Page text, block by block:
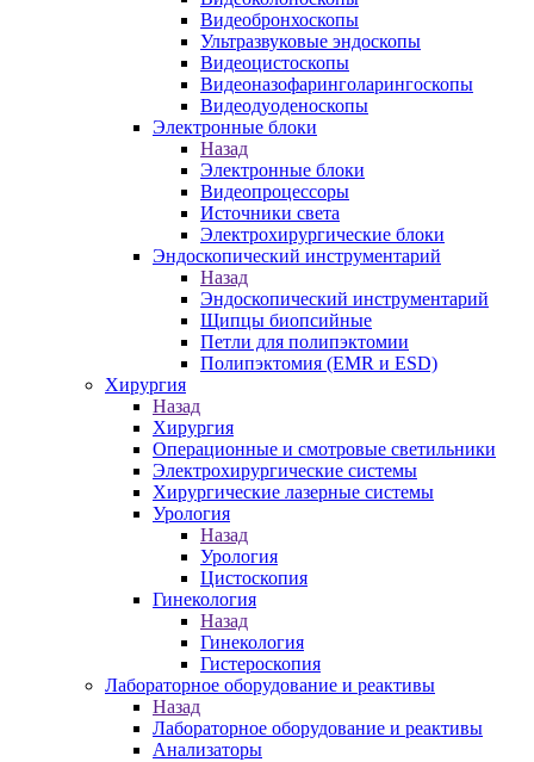
Видеобронхоскопы
Ультразвуковые эндоскопы
Видеоцистоскопы
Видеоназофаринголарингоскопы
Видеодуоденоскопы
Электронные блоки
Назад
Электронные блоки
Видеопроцессоры
Источники света
Электрохирургические блоки
Эндоскопический инструментарий
Назад
Эндоскопический инструментарий
Щипцы биопсийные
Петли для полипэктомии
Полипэктомия (EMR и ESD)
Хирургия
Назад
Хирургия
Операционные и смотровые светильники
Электрохирургические системы
Хирургические лазерные системы
Урология
Назад
Урология
Цистоскопия
Гинекология
Назад
Гинекология
Гистероскопия
Лабораторное оборудование и реактивы
Назад
Лабораторное оборудование и реактивы
Анализаторы